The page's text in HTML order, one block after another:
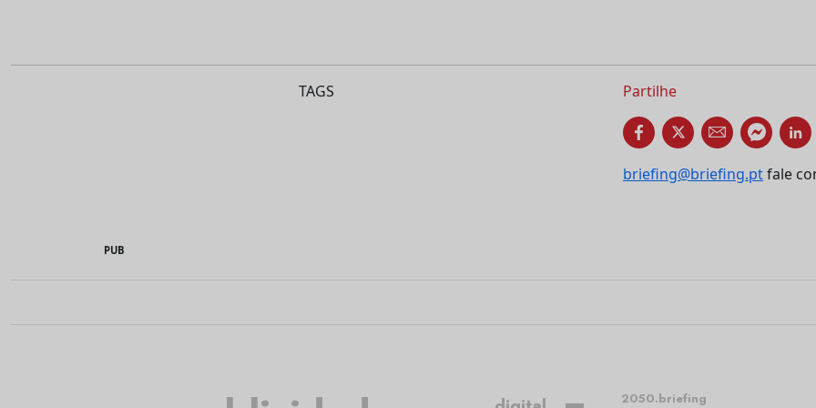
TAGS Partilhe
briefing@briefing.ptfale
PUB
2050.briefing